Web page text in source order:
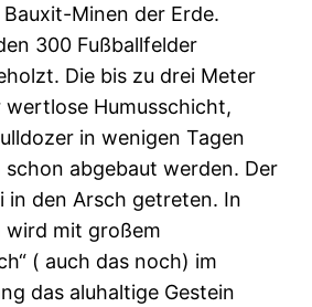
Minen der Erde.
300 Fußballfelder
Die bis zu drei Meter
wertlose Humusschicht,
in wenigen Tagen
abgebaut werden. Der
in den Arsch getreten. In
wird mit großem
( auch das noch) im
das aluhaltige Gestein